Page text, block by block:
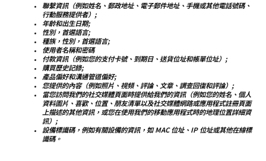
聯繫資訊（例如姓名、郵政地址、電子郵件地址、手機或其他電話號碼、
行動服務提供者）;
年齡和出生日期;
性別，首選語言;
種族，性別，首選語言;
使用者名稱和密碼
付款資訊（例如您的支付卡號、到期日、送貨位址和帳單位址）;
購買歷史記錄;
產品偏好和溝通管道偏好;
您提供的內容（例如照片、視頻、評論、文章、調查回復和評論）;
當您訪問我們的社交媒體頁面時提供給我們的資訊（例如您的姓名、個人
資料圖片、喜歡、位置、朋友清單以及社交媒體網路或應用程式註冊頁面
上描述的其他資訊，或您在使用我們的移動應用程式時的地理位置詳細資
訊）;
設備標識碼，例如有關設備的資訊，如 MAC 位址、IP 位址或其他在線標
識碼。